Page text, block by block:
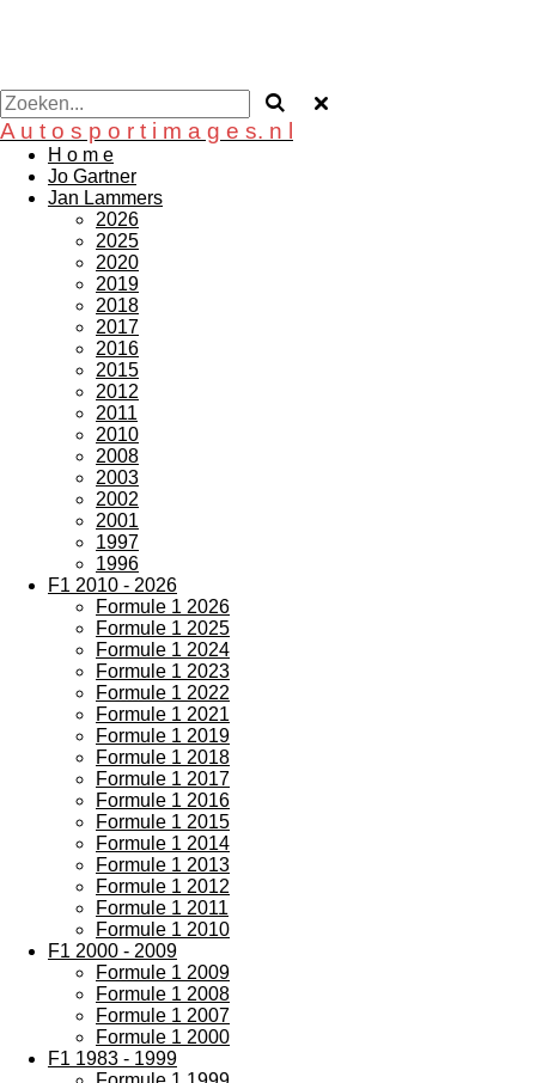
A u t o s p o r t i m a g e s. n l
H o m e
Jo Gartner
Jan Lammers
2026
2025
2020
2019
2018
2017
2016
2015
2012
2011
2010
2008
2003
2002
2001
1997
1996
F1 2010 - 2026
Formule 1 2026
Formule 1 2025
Formule 1 2024
Formule 1 2023
Formule 1 2022
Formule 1 2021
Formule 1 2019
Formule 1 2018
Formule 1 2017
Formule 1 2016
Formule 1 2015
Formule 1 2014
Formule 1 2013
Formule 1 2012
Formule 1 2011
Formule 1 2010
F1 2000 - 2009
Formule 1 2009
Formule 1 2008
Formule 1 2007
Formule 1 2000
F1 1983 - 1999